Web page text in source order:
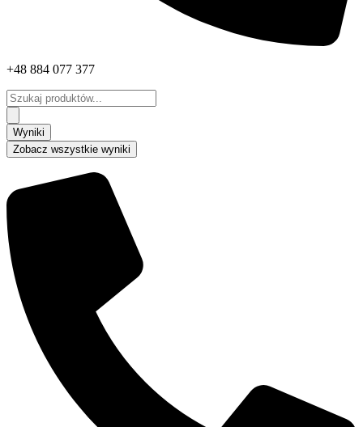
+48 884 077 377
Search
...
Wyniki
Zobacz wszystkie wyniki